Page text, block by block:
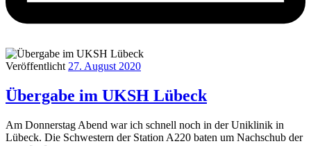
Veröffentlicht27. August 2020
Übergabe im UKSH Lübeck
Am Donnerstag Abend war ich schnell noch in der Uniklinik in
Lübeck. Die Schwestern der Station A220 baten um Nachschub der